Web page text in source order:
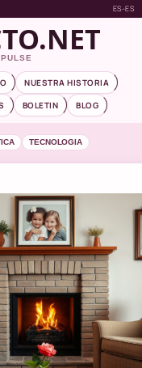
ES-ES
NUESTRA HISTORIA
BOLETIN BLOG
TECNOLOGIA